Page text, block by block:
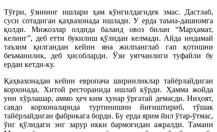
Тўғри, ўзининг ишлари ҳам кўнгилдагидек эмас. Дастлаб,
суси сотадиган қаҳвахонада ишлади. У ерда таъна-дашномга
қолди. Мижозлар олдида баланд овоз билан “Марҳамат,
келинг”, деб етти букилиш қўлидан келмади. Айда индамай
таъзим қилгандан кейин яна жилпанглаб гап қотишни
беъманилик, деб ҳисобларди. Ўзи уятчанлиги туфайли бу
ердан кетди-ку.
Қаҳвахонадан кейин европача ширинликлар тайёрлайдиган
корхонада, Хитой ресторанида ишлаб кўрди. Ҳамма жойда
уни хўрлашар, аммо ҳеч ким ҳунар ўргатай демасди. Ниҳоят,
савдо корхоналарида туртинишни йиғиштириб, тўшак
тайёрлайдиган фабрикага борди. Бу ерда ярим йил ўтар-ўтмас,
ўнг қўлидаги энг зарур икки бармоғидан ажралди. Тамани